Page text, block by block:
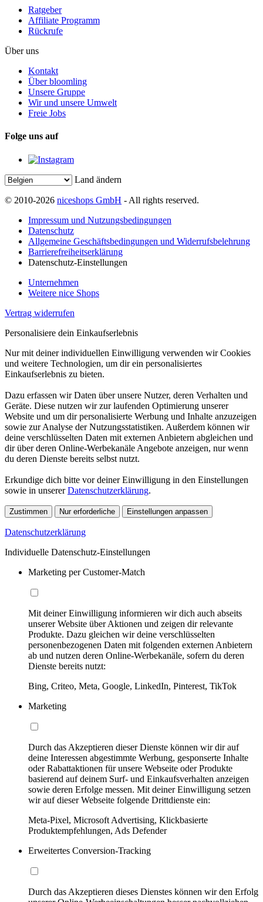
Ratgeber
Affiliate Programm
Rückrufe
Über uns
Kontakt
Über bloomling
Unsere Gruppe
Wir und unsere Umwelt
Freie Jobs
Folge uns auf
Land ändern
© 2010-2026 niceshops GmbH - All rights reserved.
Impressum und Nutzungsbedingungen
Datenschutz
Allgemeine Geschäftsbedingungen und Widerrufsbelehrung
Barrierefreiheitserklärung
Datenschutz-Einstellungen
Unternehmen
Weitere nice Shops
Vertrag widerrufen
Personalisiere dein Einkaufserlebnis
Nur mit deiner individuellen Einwilligung verwenden wir Cookies
und weitere Technologien, um dir ein personalisiertes
Einkaufserlebnis zu bieten.
Dazu erfassen wir Daten über unsere Nutzer, deren Verhalten und
Geräte. Diese nutzen wir zur laufenden Optimierung unserer
Website und um dir personalisierte Werbung und Inhalte anzuzeigen
sowie zur Analyse der Nutzungsstatistiken. Außerdem können wir
deine verschlüsselten Daten mit externen Anbietern abgleichen und
dir über deren Online-Werbekanäle Angebote anzeigen, nur wenn
du deren Dienste bereits selbst nutzt.
Erkundige dich bitte vor deiner Einwilligung in den Einstellungen
sowie in unsererDatenschutzerklärung.
Zustimmen Nur erforderliche Einstellungen anpassen
Datenschutzerklärung
Individuelle Datenschutz-Einstellungen
Marketing per Customer-Match
Mit deiner Einwilligung informieren wir dich auch abseits
unserer Website über Aktionen und zeigen dir relevante
Produkte. Dazu gleichen wir deine verschlüsselten
personenbezogenen Daten mit folgenden externen Anbietern
ab und nutzen deren Online-Werbekanäle, sofern du deren
Dienste bereits nutzt:
Bing, Criteo, Meta, Google, LinkedIn, Pinterest, TikTok
Marketing
Durch das Akzeptieren dieser Dienste können wir dir auf
deine Interessen abgestimmte Werbung, gesponserte Inhalte
oder Rabattaktionen für unsere Webseite oder Produkte
basierend auf deinem Surf- und Einkaufsverhalten anzeigen
sowie deren Erfolge messen. Mit deiner Einwilligung setzen
wir auf dieser Webseite folgende Drittdienste ein:
Meta-Pixel, Microsoft Advertising, Klickbasierte
Produktempfehlungen, Ads Defender
Erweitertes Conversion-Tracking
Durch das Akzeptieren dieses Dienstes können wir den Erfolg